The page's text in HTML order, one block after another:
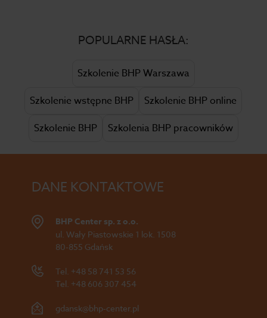
POPULARNE HASŁA:
Szkolenie BHP Warszawa
Szkolenie wstępne BHP
Szkolenie BHP online
Szkolenie BHP
Szkolenia BHP pracowników
DANE KONTAKTOWE
BHP Center sp. z o.o.
ul. Wały Piastowskie 1 lok. 1508
80-855 Gdańsk
Tel. +48 58 741 53 56
Tel. +48 606 307 454
gdansk@bhp-center.pl